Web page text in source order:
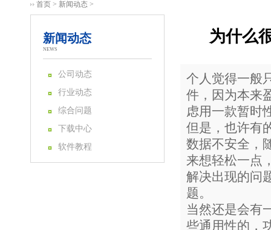
首页 > 新闻动态 >
新闻动态
NEWS
公司动态
行业动态
综合问题
下载中心
软件教程
为什么
个人觉得一般
件，因为本来
虑用一款暂时
但是，也许有
数据不安全，
来想轻松一点
解决出现的问
题。
当然还是会有
些通用性的，